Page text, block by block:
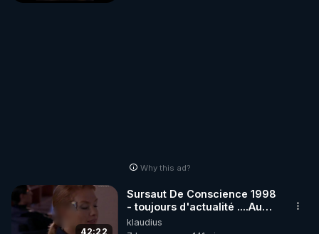
Why this ad?
42:22
Sursaut De Conscience 1998
- toujours d'actualité ....Au
Dela Du Réel
klaudius